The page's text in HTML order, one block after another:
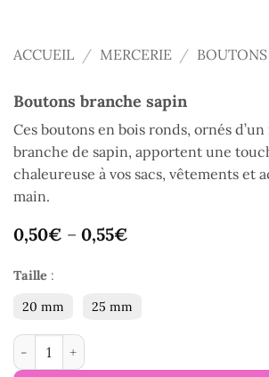
ACCUEIL / MERCERIE / BOUTONS
Boutons branche sapin
Ces boutons en bois ronds, ornés
branche de sapin, apportent une
chaleureuse à vos sacs, vêtements et
main.
0,50€ – 0,55€
Taille :
20 mm
25 mm
quantité de Boutons branche sapin